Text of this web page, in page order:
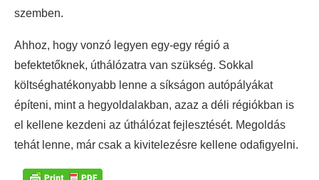
szemben.
Ahhoz, hogy vonzó legyen egy-egy régió a
befektetőknek, úthálózatra van szükség. Sokkal
költséghatékonyabb lenne a síkságon autópályákat
építeni, mint a hegyoldalakban, azaz a déli régiókban is
el kellene kezdeni az úthálózat fejlesztését. Megoldás
tehát lenne, már csak a kivitelezésre kellene odafigyelni.